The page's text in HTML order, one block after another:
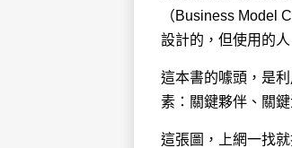
（Business Model
設計的，但使用的
這本書的噱頭，是
素：關鍵夥伴、關
這張圖，上網一找